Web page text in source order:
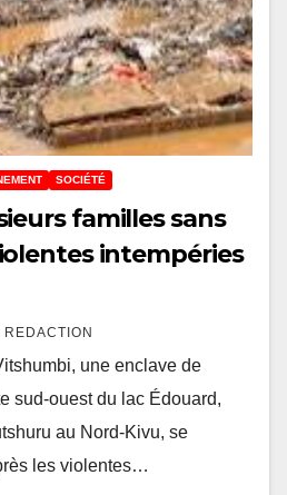
SOCIÉTÉ
familles sans
intempéries
REDACTION
une enclave de
sud-ouest du lac Édouard,
au Nord-Kivu, se
les violentes…